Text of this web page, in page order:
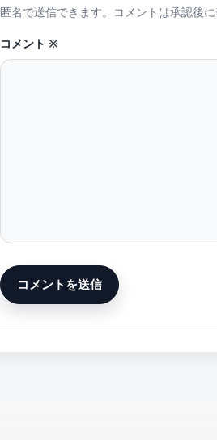
匿名で送信できます。コメントは承認後に
コメント ※